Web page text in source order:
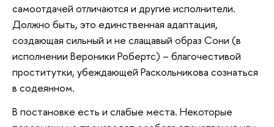
самоотдачей отличаются и другие исполнители.
Должно быть, это единственная адаптация,
создающая сильный и не слащавый образ Сони (в
исполнении Вероники Робертс) – благочестивой
проститутки, убеждающей Раскольникова сознаться
в содеянном.
В постановке есть и слабые места. Некоторые